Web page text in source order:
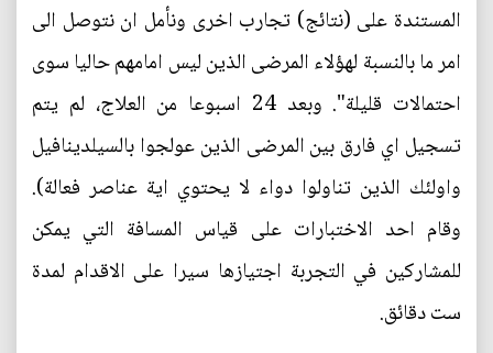
المستندة على (نتائج) تجارب اخرى ونأمل ان نتوصل الى
امر ما بالنسبة لهؤلاء المرضى الذين ليس امامهم حاليا سوى
احتمالات قليلة". وبعد 24 اسبوعا من العلاج، لم يتم
تسجيل اي فارق بين المرضى الذين عولجوا بالسيلدينافيل
واولئك الذين تناولوا دواء لا يحتوي اية عناصر فعالة).
وقام احد الاختبارات على قياس المسافة التي يمكن
للمشاركين في التجربة اجتيازها سيرا على الاقدام لمدة
ست دقائق.